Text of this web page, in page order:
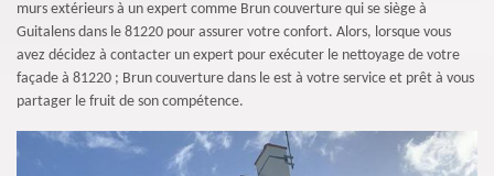
murs extérieurs à un expert comme Brun couverture qui se siège à
Guitalens dans le 81220 pour assurer votre confort. Alors, lorsque vous
avez décidez à contacter un expert pour exécuter le nettoyage de votre
façade à 81220 ; Brun couverture dans le est à votre service et prêt à vous
partager le fruit de son compétence.